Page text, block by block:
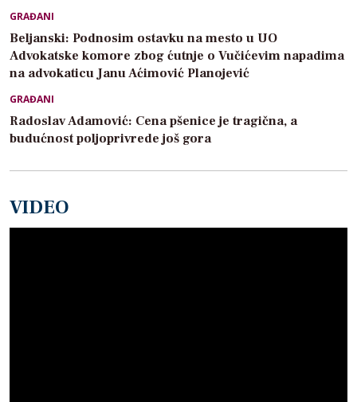
GRAĐANI
Beljanski: Podnosim ostavku na mesto u UO
Advokatske komore zbog ćutnje o Vučićevim napadima
na advokaticu Janu Aćimović Planojević
GRAĐANI
Radoslav Adamović: Cena pšenice je tragična, a
budućnost poljoprivrede još gora
VIDEO